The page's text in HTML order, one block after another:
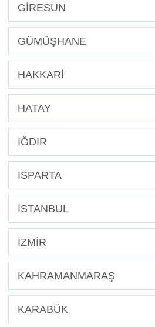
GİRESUN
GÜMÜŞHANE
HAKKARİ
HATAY
IĞDIR
ISPARTA
İSTANBUL
İZMİR
KAHRAMANMARAŞ
KARABÜK